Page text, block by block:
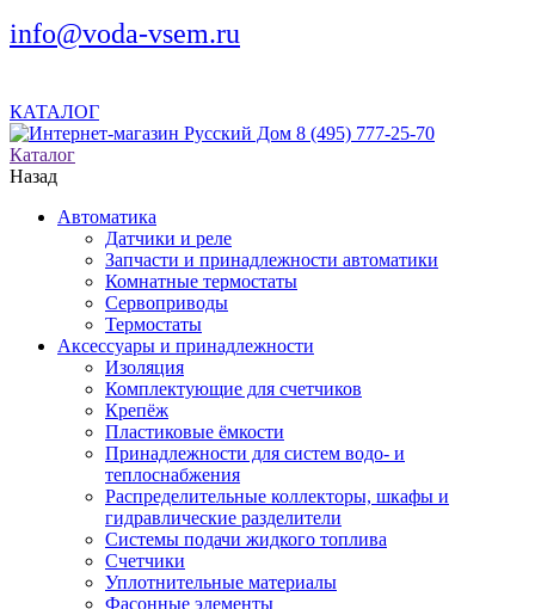
info@voda-vsem.ru
КАТАЛОГ
8 (495) 777-25-70
Каталог
Назад
Автоматика
Датчики и реле
Запчасти и принадлежности автоматики
Комнатные термостаты
Сервоприводы
Термостаты
Аксессуары и принадлежности
Изоляция
Комплектующие для счетчиков
Крепёж
Пластиковые ёмкости
Принадлежности для систем водо- и
теплоснабжения
Распределительные коллекторы, шкафы и
гидравлические разделители
Системы подачи жидкого топлива
Счетчики
Уплотнительные материалы
Фасонные элементы